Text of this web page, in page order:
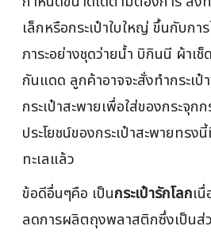
เล็กหรือกระเป๋าใบใหญ่ ขึ้นกับกา
ภาระอย่างชุดว่ายน้ำ บิกินนี ผ้าเ
กันแดด ลูกค้าอาจจะสั่งทำกระเป๋
กระเป๋าสะพายเพื่อใส่ของกระจุก
ประโยชน์ของกระเป๋าสะพายทรง
ทะเลแล้ว
ข้อดีอื่นๆคือ เป็นกระเป๋ารักโลกเ
ลดการผลิตถุงพลาสติกซึ่งเป็นส่